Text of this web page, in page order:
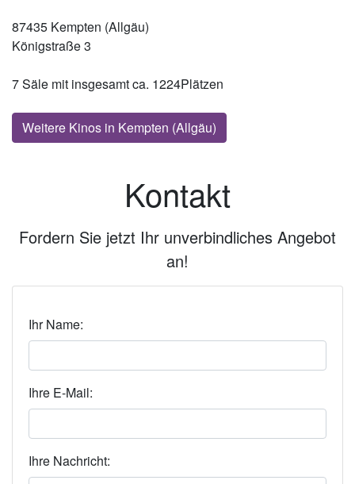
87435 Kempten (Allgäu)
Königstraße 3
7 Säle mit insgesamt ca. 1224Plätzen
Weitere Kinos in Kempten (Allgäu)
Kontakt
Fordern Sie jetzt Ihr unverbindliches Angebot
an!
Ihr Name:
Ihre E-Mail:
Ihre Nachricht: